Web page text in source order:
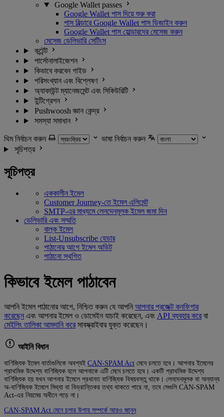
Google Wallet passes
Google Wallet পাস দিয়ে শুরু করা
পাস বিল্ডারে Google Wallet পাস ডিজাইন করুন
Google Wallet পাস হোল্ডারদের মেসেজ করুন
মেসেজ ডেলিভারি সেটিংস
কন্টেন্ট
পার্সোনালাইজেশন
কিভাবে করবেন গাইড
পরিসংখ্যান এবং বিশ্লেষণ
অ্যাকাউন্ট ম্যানেজমেন্ট এবং সিকিউরিটি
ইন্টিগ্রেশন
Pushwoosh জ্ঞান কেন্দ্র
সমস্যা সমাধান
থিম নির্বাচন করুন
ভাষা নির্বাচন করুন
সূচিপত্র
সূচিপত্র
এককালীন ইমেল
Customer Journey-তে ইমেল এলিমেন্ট
SMTP-এর মাধ্যমে লেনদেনমূলক ইমেল জমা দিন
ডেলিভারি এবং সম্মতি
বাল্ক ইমেল
List-Unsubscribe হেডার
পাঠানোর আগে ইমেল অডিট
পাঠানো স্থগিত
কিভাবে ইমেল পাঠাবেন
আপনি ইমেল পাঠানোর আগে, নিশ্চিত করুন যে আপনি আপনার প্রজেক্ট কনফিগার
করেছেন এবং আপনার ইমেল ও ডোমেইন যাচাই করেছেন, এবং API ব্যবহার করেবা
মেইলিং তালিকা আমদানি করেসাবস্ক্রাইবার যুক্ত করেছেন।
আইনি বিধান
বাণিজ্যিক ইমেল বার্তাগুলিকে অবশ্যই CAN-SPAM Act মেনে চলতে হবে। আপনার ইমেলের
প্রাথমিক উদ্দেশ্য বাণিজ্যিক হলে আপনাকে এটি মেনে চলতে হবে। একটি প্রাথমিক উদ্দেশ্য
বাণিজ্যিক হয় যখন আপনার ইমেলে প্রধানত বাণিজ্যিক বিষয়বস্তু থাকে। লেনদেনমূলক বা অন্যান্য
অ-বাণিজ্যিক ইমেলে মিথ্যা বা বিভ্রান্তিকর তথ্য থাকতে পারে না, তবে সেগুলি CAN-SPAM
Act-এর নিয়মের অধীনে পড়ে না।
CAN-SPAM Act মেনে চলার উপায় সম্পর্কে আরও জানুন